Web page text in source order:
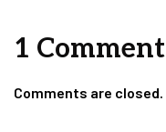
1 Comment
Comments are closed.